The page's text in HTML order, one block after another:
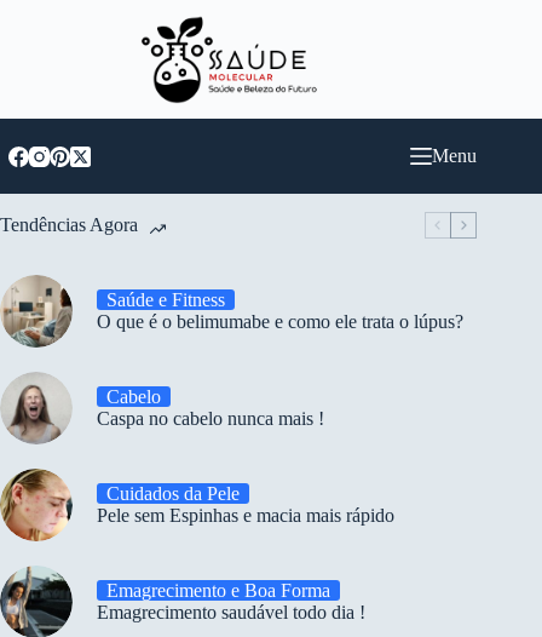
Menu
Tendências Agora
Saúde e Fitness
O que é o belimumabe e como ele trata o lúpus?
Cabelo
Caspa no cabelo nunca mais !
Cuidados da Pele
Pele sem Espinhas e macia mais rápido
Emagrecimento e Boa Forma
Emagrecimento saudável todo dia !